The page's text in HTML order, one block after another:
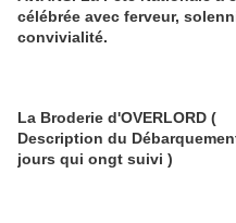
célébrée avec ferveur,
convivialité.
La Broderie d'OVERLORD (
Description du
jours qui ongt suivi )